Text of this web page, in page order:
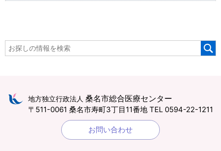
地方独立行政法人 桑名市総合医療センター
〒511-0061 桑名市寿町3丁目11番地 TEL 0594-22-1211
お問い合わせ